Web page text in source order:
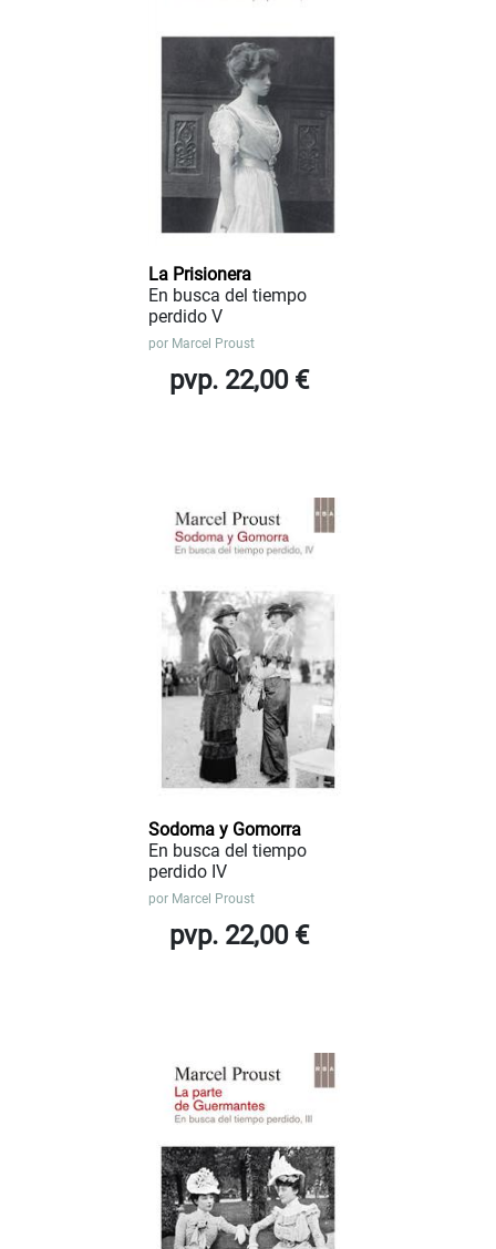
La Prisionera
En busca del tiempo
perdido V
por Marcel Proust
pvp. 22,00 €
Sodoma y Gomorra
En busca del tiempo
perdido IV
por Marcel Proust
pvp. 22,00 €